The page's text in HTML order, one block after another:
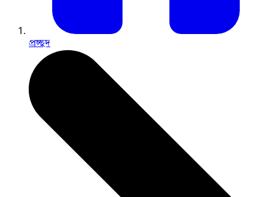
প্রচ্ছদ